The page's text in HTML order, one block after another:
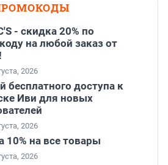
- скидка 20% по
на любой заказ от
2026
бесплатного доступа к
Иви для новых
2026
10% на все товары
2026